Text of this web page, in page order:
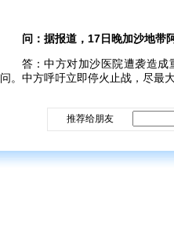
问：据报道，17日晚加沙地带
答：中方对加沙医院遭袭造
问。中方呼吁立即停火止战，尽最
推荐给朋友